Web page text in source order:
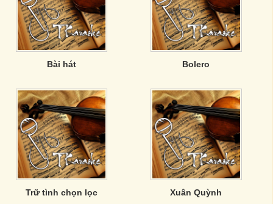
Bài hát Bolero
Trữ tình chọn lọc Xuân Quỳnh